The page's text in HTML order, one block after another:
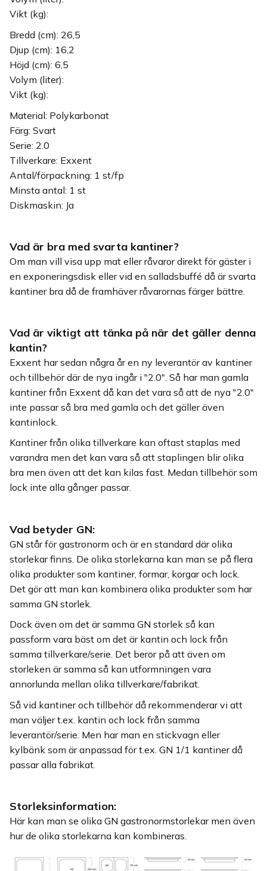
Vikt (kg):
Bredd (cm): 26,5
Djup (cm): 16,2
Höjd (cm): 6,5
Volym (liter):
Vikt (kg):
Material: Polykarbonat
Färg: Svart
Serie: 2.0
Tillverkare: Exxent
Antal/förpackning: 1 st/fp
Minsta antal: 1 st
Diskmaskin: Ja
Vad är bra med svarta kantiner?
Om man vill visa upp mat eller råvaror direkt för gäster i
en exponeringsdisk eller vid en salladsbuffé då är svarta
kantiner bra då de framhäver råvarornas färger bättre.
Vad är viktigt att tänka på när det gäller denna
kantin?
Exxent har sedan några år en ny leverantör av kantiner
och tillbehör där de nya ingår i "2.0". Så har man gamla
kantiner från Exxent då kan det vara så att de nya "2.0"
inte passar så bra med gamla och det gäller även
kantinlock.
Kantiner från olika tillverkare kan oftast staplas med
varandra men det kan vara så att staplingen blir olika
bra men även att det kan kilas fast. Medan tillbehör som
lock inte alla gånger passar.
Vad betyder GN:
GN står för gastronorm och är en standard där olika
storlekar finns. De olika storlekarna kan man se på flera
olika produkter som kantiner, formar, korgar och lock.
Det gör att man kan kombinera olika produkter som har
samma GN storlek.
Dock även om det är samma GN storlek så kan
passform vara bäst om det är kantin och lock från
samma tillverkare/serie. Det beror på att även om
storleken är samma så kan utformningen vara
annorlunda mellan olika tillverkare/fabrikat.
Så vid kantiner och tillbehör då rekommenderar vi att
man väljer t.ex. kantin och lock från samma
leverantör/serie. Men har man en stickvagn eller
kylbänk som är anpassad för t.ex. GN 1/1 kantiner då
passar alla fabrikat.
Storleksinformation:
Här kan man se olika GN gastronormstorlekar men även
hur de olika storlekarna kan kombineras.